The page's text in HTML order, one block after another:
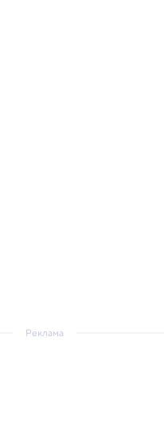
Реклама